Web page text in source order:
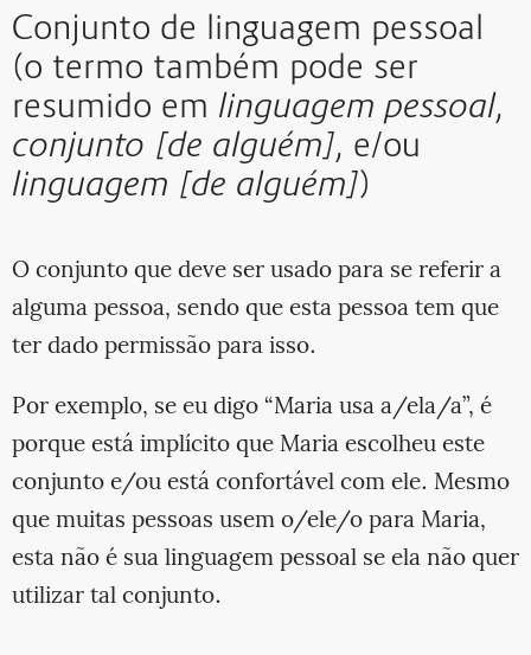
Conjunto de linguagem pessoal
(o termo também pode ser
resumido em linguagem pessoal,
conjunto [de alguém], e/ou
linguagem [de alguém])
O conjunto que deve ser usado para se referir a
alguma pessoa, sendo que esta pessoa tem que
ter dado permissão para isso.
Por exemplo, se eu digo “Maria usa a/ela/a”, é
porque está implícito que Maria escolheu este
conjunto e/ou está confortável com ele. Mesmo
que muitas pessoas usem o/ele/o para Maria,
esta não é sua linguagem pessoal se ela não quer
utilizar tal conjunto.